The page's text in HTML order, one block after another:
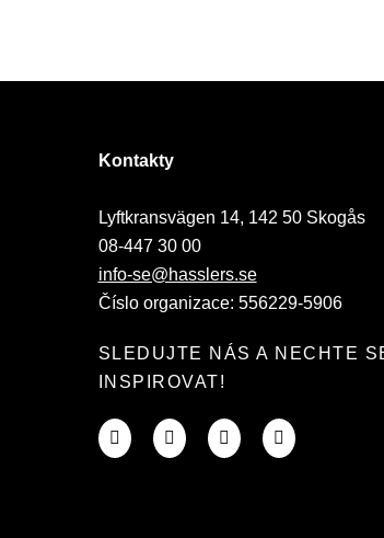
Kontakty
Lyftkransvägen 14, 142 50 Skogås
08-447 30 00
info-se@hasslers.se
Číslo organizace: 556229-5906
SLEDUJTE NÁS A NECHTE
INSPIROVAT!